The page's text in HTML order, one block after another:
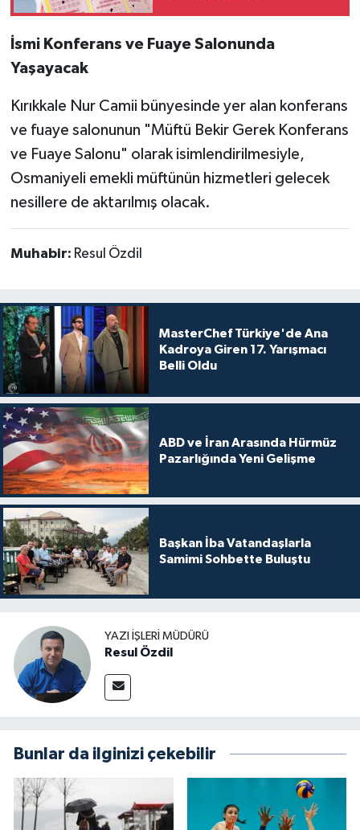
İsmi Konferans ve Fuaye Salonunda
Yaşayacak
Kırıkkale Nur Camii bünyesinde yer alan konferans
ve fuaye salonunun "Müftü Bekir Gerek Konferans
ve Fuaye Salonu" olarak isimlendirilmesiyle,
Osmaniyeli emekli müftünün hizmetleri gelecek
nesillere de aktarılmış olacak.
Muhabir: Resul Özdil
MasterChef Türkiye'de Ana
Kadroya Giren 17. Yarışmacı
Belli Oldu
ABD ve İran Arasında Hürmüz
Pazarlığında Yeni Gelişme
Başkan İba Vatandaşlarla
Samimi Sohbette Buluştu
YAZI İŞLERI MÜDÜRÜ
Resul Özdil
Bunlar da ilginizi çekebilir